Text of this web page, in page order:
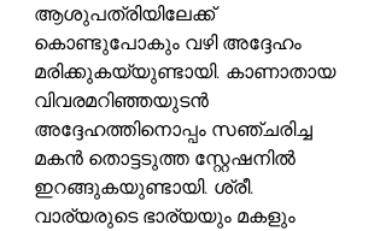
ആശുപത്രിയിലേക്ക്
കൊണ്ടുപോകും വഴി അദ്ദേഹം
മരിക്കുകയ്യുണ്ടായി. കാണാതായ
വിവരമറിഞ്ഞയുടൻ
അദ്ദേഹത്തിനൊപ്പം സഞ്ചരിച്ച
മകൻ തൊട്ടടുത്ത സ്റ്റേഷനിൽ
ഇറങ്ങുകയുണ്ടായി. ശ്രീ.
വാര്യരുടെ ഭാര്യയും മകളും